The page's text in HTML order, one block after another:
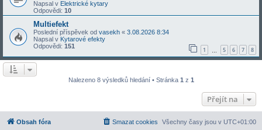
Napsal v Elektrické kytary
Odpovědi: 10
Multiefekt
Poslední příspěvek od vasekh « 3.08.2026 8:34
Napsal v Kytarové efekty
Odpovědi: 151 1 5 6 7 8
Nalezeno 8 výsledků hledání • Stránka 1 z 1
Přejít na
Obsah fóra Všechny časy jsou v UTC+01:00
Smazat cookies